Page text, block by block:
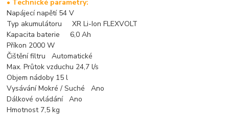
• Technické parametry:
Napájecí napětí 54 V
Typ akumulátoru XR Li-Ion FLEXVOLT
Kapacita baterie 6,0 Ah
Příkon 2000 W
Čištění filtru Automatické
Max. Průtok vzduchu 24,7 l/s
Objem nádoby 15 l
Vysávání Mokré / Suché Ano
Dálkové ovládání Ano
Hmotnost 7,5 kg